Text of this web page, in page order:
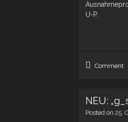
U-P.
Comment
NEU:
Posted on 25.